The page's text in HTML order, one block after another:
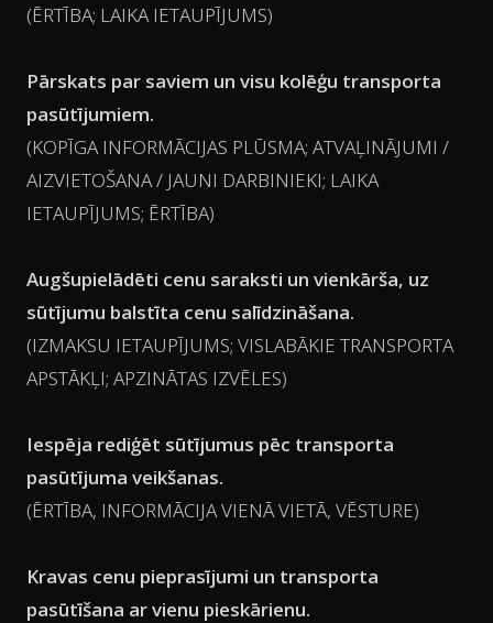
(ĒRTĪBA; LAIKA IETAUPĪJUMS)
Pārskats par saviem un visu kolēģu transporta
pasūtījumiem.
(KOPĪGA INFORMĀCIJAS PLŪSMA; ATVAĻINĀJUMI /
AIZVIETOŠANA / JAUNI DARBINIEKI; LAIKA
IETAUPĪJUMS; ĒRTĪBA)
Augšupielādēti cenu saraksti un vienkārša, uz
sūtījumu balstīta cenu salīdzināšana.
(IZMAKSU IETAUPĪJUMS; VISLABĀKIE TRANSPORTA
APSTĀKĻI; APZINĀTAS IZVĒLES)
Iespēja rediģēt sūtījumus pēc transporta
pasūtījuma veikšanas.
(ĒRTĪBA, INFORMĀCIJA VIENĀ VIETĀ, VĒSTURE)
Kravas cenu pieprasījumi un transporta
pasūtīšana ar vienu pieskārienu.